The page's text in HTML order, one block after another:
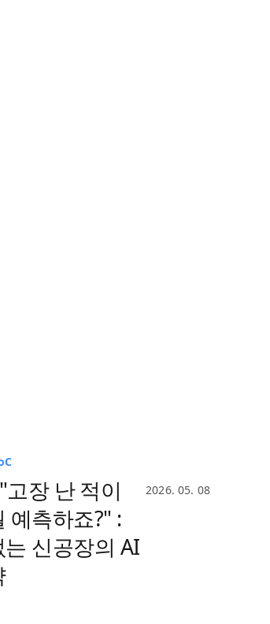
Twin
고장 난 적이
예측하죠?" :
신공장의 AI
2026. 05. 08